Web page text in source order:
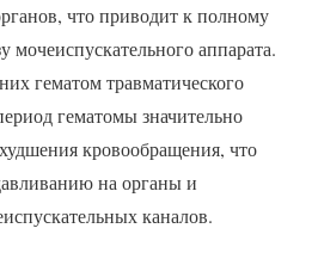
что приводит к полному
мочеиспускательного аппарата.
гематом травматического
гематомы значительно
кровообращения, что
на органы и
каналов.